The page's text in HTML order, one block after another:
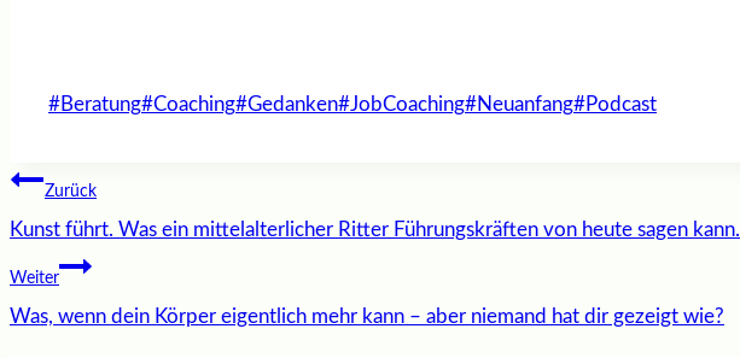
Schlagworte:
#Beratung#Coaching#Gedanken#JobCoaching#Neuanfang#Podcast
Beitragsnavigation
Zurück
Kunst führt. Was ein mittelalterlicher Ritter Führungskräften von heute sagen kann.
Weiter
Was, wenn dein Körper eigentlich mehr kann – aber niemand hat dir gezeigt wie?